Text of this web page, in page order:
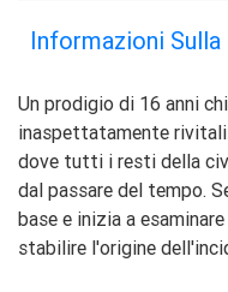
Informazioni
Un prodigio di 16 anni
inaspettatamente
dove tutti i resti della
dal passare del tempo.
base e inizia a
stabilire l'origine